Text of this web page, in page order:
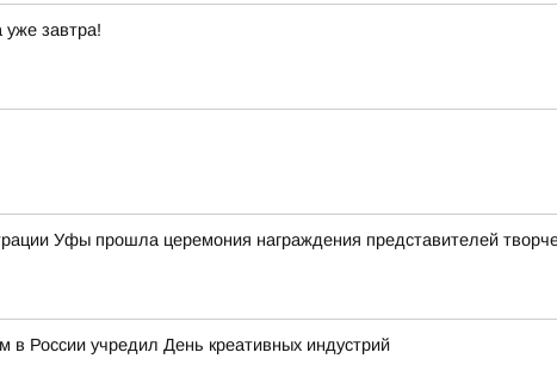
уже завтра!
Уфы прошла церемония награждения представителей
в России учредил День креативных индустрий